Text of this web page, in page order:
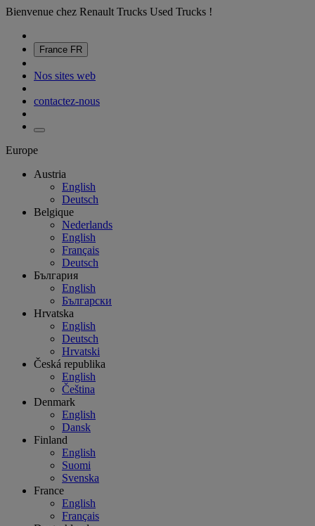
Bienvenue chez Renault Trucks Used Trucks !
France FR
Nos sites web
contactez-nous
Europe
Austria
English
Deutsch
Belgique
Nederlands
English
Français
Deutsch
България
English
Български
Hrvatska
English
Deutsch
Hrvatski
Česká republika
English
Čeština
Denmark
English
Dansk
Finland
English
Suomi
Svenska
France
English
Français